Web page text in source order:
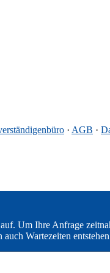
· AGB ·
Um Ihre Anfrage
Wartezeiten